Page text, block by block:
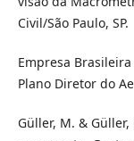
Civil/São Paulo, SP.
Empresa
Plano Diretor do
Güller, M. &